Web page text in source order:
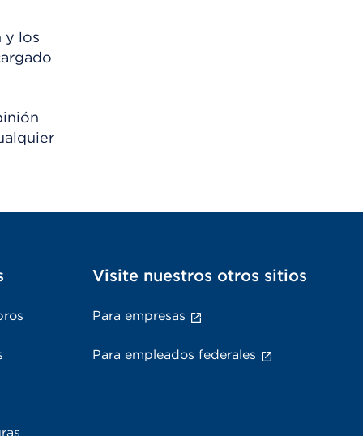
y los
Visite nuestros otros sitios
Para empresas
Para empleados federales